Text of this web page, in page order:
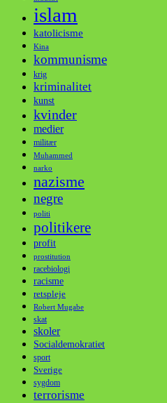
islam
katolicisme
Kina
kommunisme
krig
kriminalitet
kunst
kvinder
medier
militær
Muhammed
narko
nazisme
negre
politi
politikere
profit
prostitution
racebiologi
racisme
retspleje
Robert Mugabe
skat
skoler
Socialdemokratiet
sport
Sverige
sygdom
terrorisme